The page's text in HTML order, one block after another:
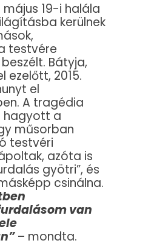
május 19-i halála
kerülnek
testvére
Bátyja,
ezelőtt, 2015.
el
A tragédia
hagyott a
műsorban
testvéri
azóta is
gyötri”, és
csinálna.
van
– mondta.